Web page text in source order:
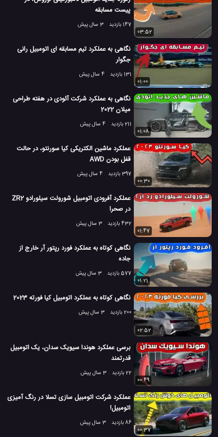
پیست مسابقه
147 بازدید
3 سال پیش
03:52
نگاهی به عملکرد تیم مسابقه ای اتومبیل رانی
جگوار
131 بازدید
4 سال پیش
01:00
نگاهی به عملکرد شرکت آئودی در هفته طراحی
میلان 2022
211 بازدید
4 سال پیش
01:08
عملکرد ماشین الکتریکی کیا سورنتو، در حالت
قفل بودن AWD
397 بازدید
4 سال پیش
00:30
عملکرد آفرودی اتومبیل شورولت سیلورادو ZR2
در صحرا
432 بازدید
3 سال پیش
01:47
نگاهی کوتاه به عملکرد فورد رپتور آر خارج از
جاده
577 بازدید
3 سال پیش
01:21
نگاهی کوتاه به عملکرد اتومبیل کیا فورته 2023
200 بازدید 3 سال پیش
02:52
برسی عملکرد هوندا سیویک سدان، یک اتومبیل
قدرتمند
22 بازدید
3 سال پیش
00:49
عملکرد شرکت اتومبیل سازی تسلا در رنگ آمیزی
اتومبیل!
86 بازدید
3 سال پیش
00:37